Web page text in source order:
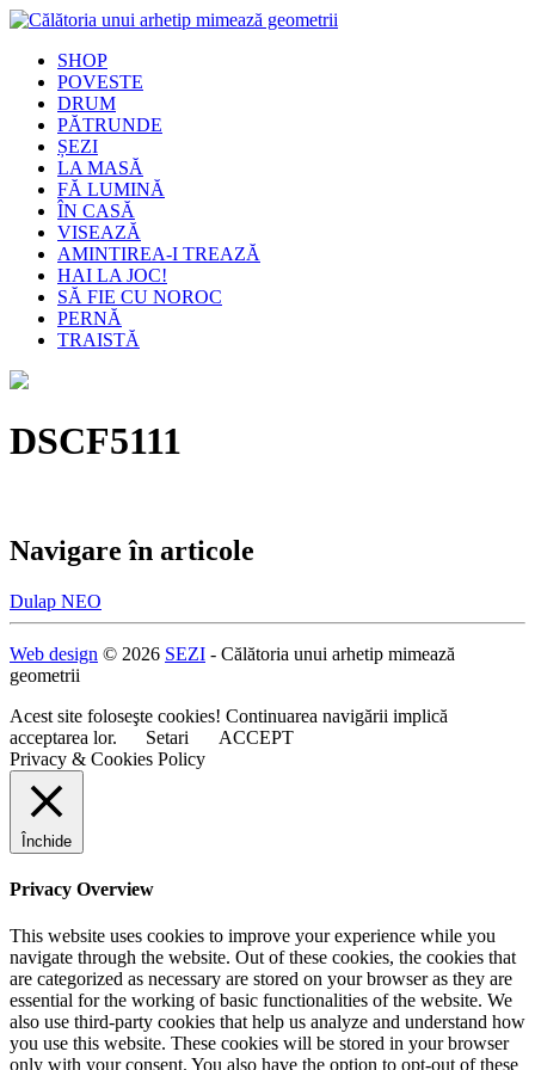
SHOP
POVESTE
DRUM
PĂTRUNDE
ȘEZI
LA MASĂ
FĂ LUMINĂ
ÎN CASĂ
VISEAZĂ
AMINTIREA-I TREAZĂ
HAI LA JOC!
SĂ FIE CU NOROC
PERNĂ
TRAISTĂ
DSCF5111
Navigare în articole
Dulap NEO
Web design © 2026 SEZI - Călătoria unui arhetip mimează
geometrii
Acest site foloseşte cookies! Continuarea navigării implică
acceptarea lor.
Setari
ACCEPT
Privacy & Cookies Policy
Închide
Privacy Overview
This website uses cookies to improve your experience while you
navigate through the website. Out of these cookies, the cookies that
are categorized as necessary are stored on your browser as they are
essential for the working of basic functionalities of the website. We
also use third-party cookies that help us analyze and understand how
you use this website. These cookies will be stored in your browser
only with your consent. You also have the option to opt-out of these